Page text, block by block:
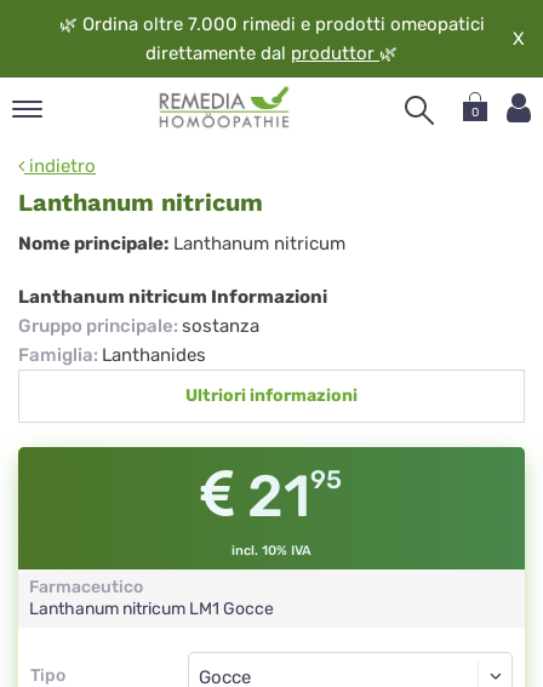
🌿 Ordina oltre 7.000 rimedi e prodotti omeopatici
direttamente dal produttor 🌿
X
0
indietro
Lanthanum nitricum
Lanthanum
nitricum
Nome principale: Lanthanum nitricum
Lanthanum nitricum Informazioni
Gruppo principale: sostanza
Famiglia: Lanthanides
Ultriori informazioni
2195
incl. 10% IVA
Farmaceutico
Lanthanum nitricum LM1 Gocce
Tipo
Tipo